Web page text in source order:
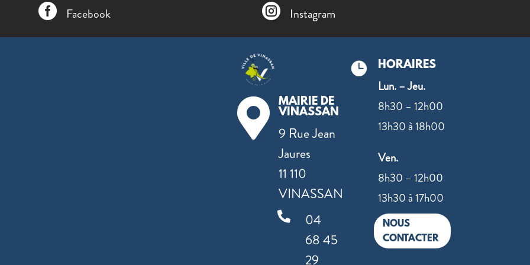
 Facebook  Instagram

MAIRIE DE
VINASSAN
9 Rue Jean
Jaures
11 110
VINASSAN

04
68 45
29
 HORAIRES
Lun. – Jeu.
8h30 – 12h00
13h30 à 18h00
Ven.
8h30 – 12h00
13h30 à 17h00
NOUS
CONTACTER